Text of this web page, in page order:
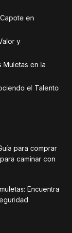
en
y
Muletas en la
el Talento
para comprar
caminar con
Encuentra